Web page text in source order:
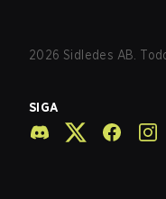
2026 Sidledes AB.
SIGA